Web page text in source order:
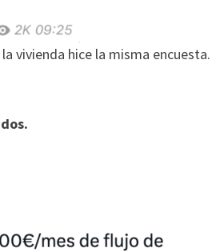
vivienda hice la misma encuesta.